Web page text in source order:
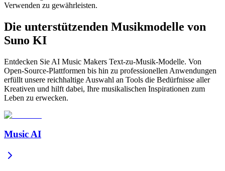
Verwenden zu gewährleisten.
Die unterstützenden Musikmodelle von
Suno KI
Entdecken Sie AI Music Makers Text-zu-Musik-Modelle. Von
Open-Source-Plattformen bis hin zu professionellen Anwendungen
erfüllt unsere reichhaltige Auswahl an Tools die Bedürfnisse aller
Kreativen und hilft dabei, Ihre musikalischen Inspirationen zum
Leben zu erwecken.
Music AI